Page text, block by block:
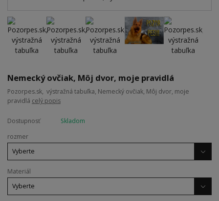
Nemecký ovčiak, Môj dvor, moje pravidlá
Pozorpes.sk, výstražná tabuľka, Nemecký ovčiak, Môj dvor, moje
pravidlá celý popis
Dostupnosť
Skladom
rozmer
Materiál